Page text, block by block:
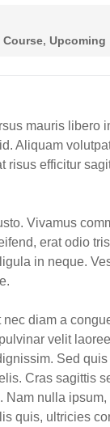
Course Upcoming
mauris libero
Aliquam
risus efficitur
Vivamus
erat odio
in neque.
nec diam a
velit
Sed
Cras sagittis
Nam nulla
quis, ultricies